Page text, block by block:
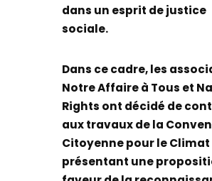
dans un esprit de justice
sociale.
Dans ce cadre, les
Notre Affaire à Tous et
Rights ont décidé de
aux travaux de la
Citoyenne pour le Climat
présentant une